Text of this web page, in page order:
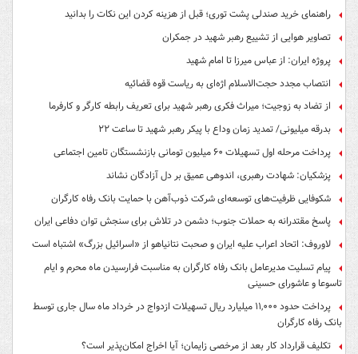
راهنمای خرید صندلی پشت توری؛ قبل از هزینه کردن این نکات را بدانید
تصاویر هوایی از تشییع رهبر شهید در جمکران
پروژه ایران: از عباس میرزا تا امام شهید
انتصاب مجدد حجت‌الاسلام اژه‌ای به ریاست قوه‌ قضائیه
از تضاد به زوجیت؛ میراث فکری رهبر شهید برای تعریف رابطه کارگر و کارفرما
بدرقه میلیونی/ تمدید زمان وداع با پیکر رهبر شهید تا ساعت ۲۲
پرداخت مرحله اول تسهیلات ۶۰ میلیون تومانی بازنشستگان تامین اجتماعی
پزشکیان: شهادت رهبری، اندوهی عمیق بر دل آزادگان نشاند
شکوفایی ظرفیت‌های توسعه‌ای شرکت ذوب‌آهن با حمایت‌ بانک رفاه کارگران
پاسخ مقتدرانه به حملات جنوب؛ دشمن در تلاش برای سنجش توان دفاعی ایران
لاوروف: اتحاد اعراب علیه ایران و صحبت نتانیاهو از «اسرائیل بزرگ» اشتباه است
پیام تسلیت مدیرعامل بانک رفاه کارگران به مناسبت فرارسیدن ماه محرم و ایام
تاسوعا و عاشورای حسینی
پرداخت حدود ۱۱,۰۰۰ میلیارد ریال تسهیلات ازدواج در خرداد ماه سال جاری توسط
بانک رفاه کارگران
تکلیف قرارداد کار بعد از مرخصی زایمان؛ آیا اخراج امکان‌پذیر است؟